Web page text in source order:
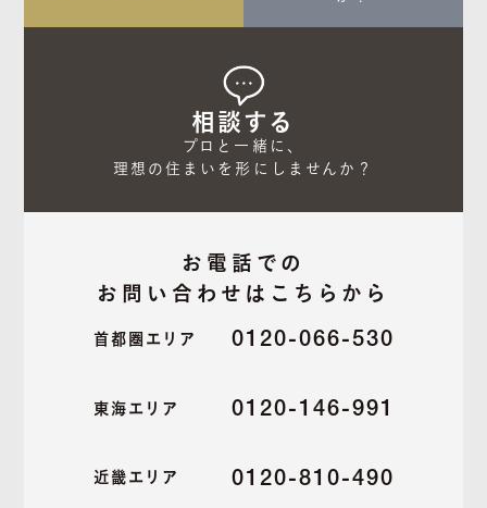
相談する
プロと一緒に、
理想の住まいを形にしませんか？
お電話での
お問い合わせはこちらから
首都圏エリア 0120-066-530
東海エリア 0120-146-991
近畿エリア 0120-810-490